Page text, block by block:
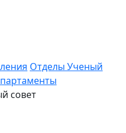
Отделы Ученый
совет